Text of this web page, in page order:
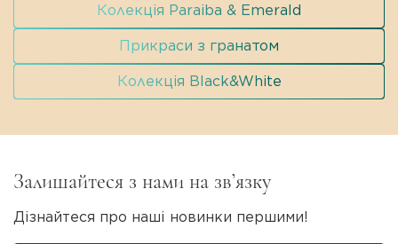
Колекція Paraiba & Emerald
Прикраси з гранатом
Колекція Black&White
Залишайтеся з нами на зв’язку
Дізнайтеся про наші новинки першими!